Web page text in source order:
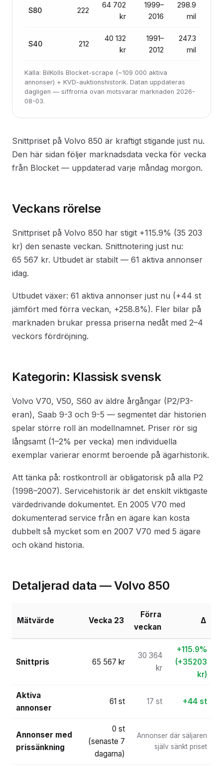
S80 222
64 702
kr
1999–
2016
298.9
mil
S40 212
40 132
kr
1991–
2012
247.3
mil
Källa: BilKolls Blocket-scrape (~109 000 aktiva
annonser) + KVD-auktionshistorik. Datan uppdateras
dagligen — siffrorna ovan motsvarar marknaden 2026-
08-03.
Snittpriset på Volvo 850 är kraftigt stigande just nu.
Den här sidan följer marknadsdata vecka för vecka
från Blocket — uppdaterad varje måndag morgon.
Veckans rörelse
Snittpriset på Volvo 850 har stigit +115.9% (35 203
kr) den senaste veckan. Snittnotering just nu:
65 567 kr. Utbudet är stabilt — 61 aktiva annonser
idag.
Utbudet växer: 61 aktiva annonser just nu (+44 st
jämfört med förra veckan, +258.8%). Fler bilar på
marknaden brukar pressa priserna nedåt med 2–4
veckors fördröjning.
Kategorin: Klassisk svensk
Volvo V70, V50, S60 av äldre årgångar (P2/P3-
eran), Saab 9-3 och 9-5 — segmentet där historien
spelar större roll än modellnamnet. Priser rör sig
långsamt (1–2% per vecka) men individuella
exemplar varierar enormt beroende på ägarhistorik.
Att tänka på: rostkontroll är obligatorisk på alla P2
(1998–2007). Servicehistorik är det enskilt viktigaste
värdedrivande dokumentet. En 2005 V70 med
dokumenterad service från en ägare kan kosta
dubbelt så mycket som en 2007 V70 med 5 ägare
och okänd historia.
Detaljerad data — Volvo 850
Mätvärde Vecka 23
Förra
veckan
Δ
Snittpris 65 567 kr
30 364
kr
+115.9%
(+35203
kr)
Aktiva
annonser
61 st 17 st +44 st
Annonser med
prissänkning
0 st
(senaste 7
dagarna)
Annonser där säljaren
själv sänkt priset